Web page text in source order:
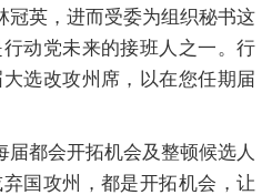
冠英，进而受委为组织秘书这
动党未来的接班人之一。行
选改攻州席，以在您任期届
都会开拓机会及整顿候选人
国攻州，都是开拓机会，让